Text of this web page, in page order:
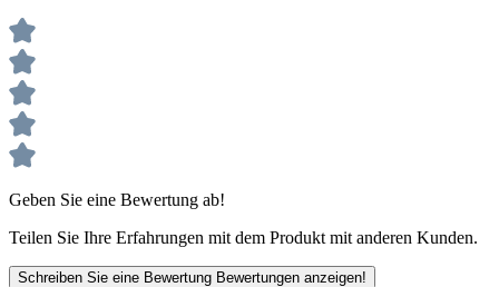
Geben Sie eine Bewertung ab!
Teilen Sie Ihre Erfahrungen mit dem Produkt mit anderen Kunden.
Schreiben Sie eine Bewertung Bewertungen anzeigen!